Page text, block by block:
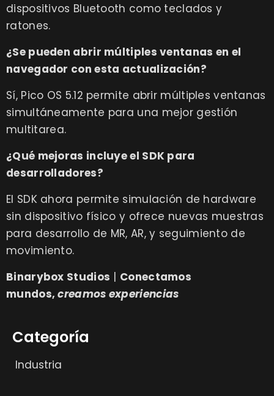
dispositivos Bluetooth como teclados y
ratones.
¿Se pueden abrir múltiples ventanas en el
navegador con esta actualización?
Sí, Pico OS 5.12 permite abrir múltiples ventanas
simultáneamente para una mejor gestión
multitarea.
¿Qué mejoras incluye el SDK para
desarrolladores?
El SDK ahora permite simulación de hardware
sin dispositivo físico y ofrece nuevas muestras
para desarrollo de MR, AR, y seguimiento de
movimiento.
Binarybox Studios | Conectamos
mundos,creamos experiencias
Categoría
Industria